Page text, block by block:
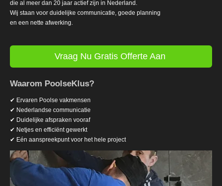
die al meer dan 20 jaar actief zijn in Nederland.
Wij staan voor duidelijke communicatie, goede planning
en een nette afwerking.
Vraag Nu Gratis Offerte Aan
Waarom PoolseKlus?
✔ Ervaren Poolse vakmensen
✔ Nederlandse communicatie
✔ Duidelijke afspraken vooraf
✔ Netjes en efficiënt gewerkt
✔ Eén aanspreekpunt voor het hele project